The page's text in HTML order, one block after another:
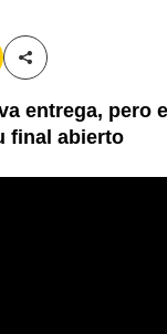
Compartir esta
entrega, pero
final abierto